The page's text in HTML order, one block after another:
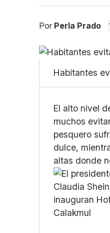
Por Perla Prado
Habitantes
El alto nivel
muchos
pesquero
dulce,
altas donde